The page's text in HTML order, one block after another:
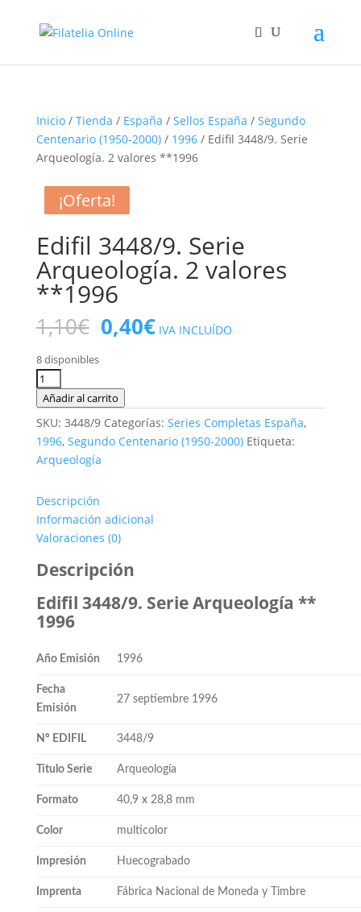
Inicio/ Tienda / España / Sellos España / Segundo
Centenario (1950-2000)/ 1996/ Edifil 3448/9. Serie
Arqueología. 2 valores **1996
¡Oferta!
Edifil 3448/9. Serie
Arqueología. 2 valores
**1996
1,10€ El
precio
era:
1,10€.
0,40€El
precio
IVA INCLUÍDO
8 disponibles
Edifil
3448/9.
valores
cantidad
Añadir al carrito
SKU: 3448/9 Categorías: Series Completas España,
1996, Segundo Centenario (1950-2000) Etiqueta:
Arqueología
Descripción
Información adicional
Valoraciones (0)
Descripción
Edifil 3448/9. Serie Arqueología **
1996
Año Emisión 1996
Fecha
Emisión
27 septiembre 1996
Nº EDIFIL 3448/9
Título Serie Arqueología
Formato 40,9 x 28,8 mm
Color multicolor
Impresión Huecograbado
Imprenta Fábrica Nacional de Moneda y Timbre
¡Oferta!
¡Oferta!
¡Oferta!
¡Oferta!